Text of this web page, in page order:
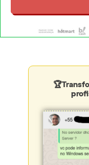
🏆